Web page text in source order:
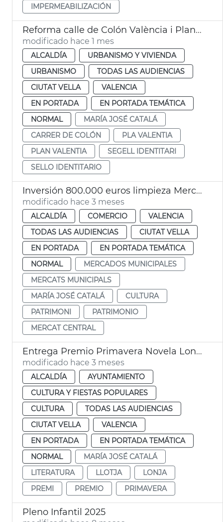
IMPERMEABILIZACIÓN
Reforma calle de Colón València i Plan Valentia
modificado hace 1 mes
ALCALDÍA
URBANISMO Y VIVIENDA
URBANISMO
TODAS LAS AUDIENCIAS
CIUTAT VELLA
VALENCIA
EN PORTADA
EN PORTADA TEMÁTICA
NORMAL
MARÍA JOSÉ CATALÁ
CARRER DE COLÓN
PLA VALENTIA
PLAN VALENTIA
SEGELL IDENTITARI
SELLO IDENTITARIO
Inversión 800.000 euros limpieza Mercat Central
modificado hace 3 meses
ALCALDÍA COMERCIO
VALENCIA
TODAS LAS AUDIENCIAS
CIUTAT VELLA
EN PORTADA
EN PORTADA TEMÁTICA
NORMAL
MERCADOS MUNICIPALES
MERCATS MUNICIPALS
MARÍA JOSÉ CATALÁ
CULTURA
PATRIMONI
PATRIMONIO
MERCAT CENTRAL
Entrega Premio Primavera Novela Lonja València
modificado hace 3 meses
ALCALDÍA
AYUNTAMIENTO
CULTURA Y FIESTAS POPULARES
CULTURA
TODAS LAS AUDIENCIAS
CIUTAT VELLA
VALENCIA
EN PORTADA
EN PORTADA TEMÁTICA
NORMAL
MARÍA JOSÉ CATALÁ
LITERATURA
LLOTJA
LONJA
PREMI
PREMIO PRIMAVERA
Pleno Infantil 2025